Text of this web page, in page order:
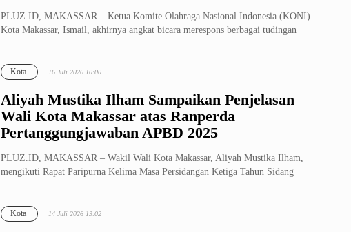
PLUZ.ID, MAKASSAR – Ketua Komite Olahraga Nasional Indonesia (KONI)
Kota Makassar, Ismail, akhirnya angkat bicara merespons berbagai tudingan
Aliyah Mustika Ilham Sampaikan Penjelasan
Wali Kota Makassar atas Ranperda
Pertanggungjawaban APBD 2025
Kota 16 Juli 2026 10:00
PLUZ.ID, MAKASSAR – Wakil Wali Kota Makassar, Aliyah Mustika Ilham,
mengikuti Rapat Paripurna Kelima Masa Persidangan Ketiga Tahun Sidang
Kota 14 Juli 2026 13:02